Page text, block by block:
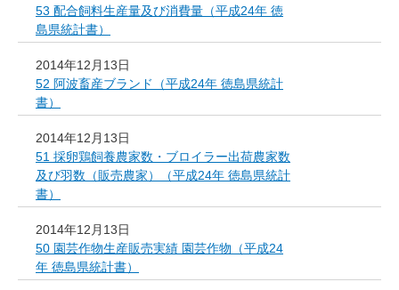
53 配合飼料生産量及び消費量（平成24年 徳
島県統計書）
2014年12月13日
52 阿波畜産ブランド（平成24年 徳島県統計
書）
2014年12月13日
51 採卵鶏飼養農家数・ブロイラー出荷農家数
及び羽数（販売農家）（平成24年 徳島県統計
書）
2014年12月13日
50 園芸作物生産販売実績 園芸作物（平成24
年 徳島県統計書）